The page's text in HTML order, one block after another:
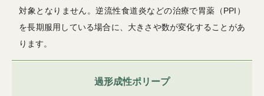
対象となりません。逆流性食道炎などの治療で胃薬（PPI）
を長期服用している場合に、大きさや数が変化することがあ
ります。
過形成性ポリープ